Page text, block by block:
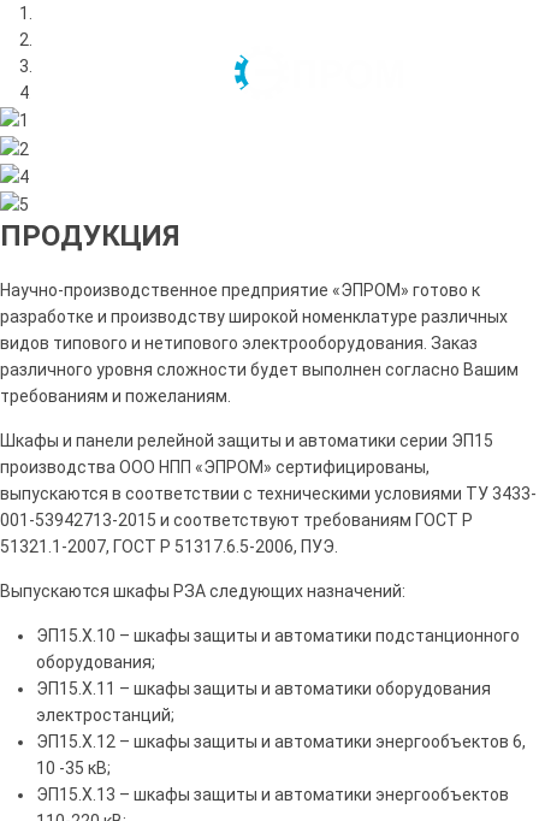
Previous
Next
ПРОДУКЦИЯ
Научно-производственное предприятие «ЭПРОМ» готово к
разработке и производству широкой номенклатуре различных
видов типового и нетипового электрооборудования. Заказ
различного уровня сложности будет выполнен согласно Вашим
требованиям и пожеланиям.
Шкафы и панели релейной защиты и автоматики серии ЭП15
производства ООО НПП «ЭПРОМ» сертифицированы,
выпускаются в соответствии с техническими условиями ТУ 3433-
001-53942713-2015 и соответствуют требованиям ГОСТ Р
51321.1-2007, ГОСТ Р 51317.6.5-2006, ПУЭ.
Выпускаются шкафы РЗА следующих назначений:
ЭП15.Х.10 – шкафы защиты и автоматики подстанционного
оборудования;
ЭП15.Х.11 – шкафы защиты и автоматики оборудования
электростанций;
ЭП15.Х.12 – шкафы защиты и автоматики энергообъектов 6,
10 -35 кВ;
ЭП15.Х.13 – шкафы защиты и автоматики энергообъектов